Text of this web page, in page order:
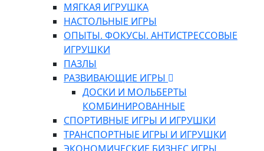
МЯГКАЯ ИГРУШКА
НАСТОЛЬНЫЕ ИГРЫ
ОПЫТЫ. ФОКУСЫ. АНТИСТРЕССОВЫЕ
ИГРУШКИ
ПАЗЛЫ
РАЗВИВАЮЩИЕ ИГРЫ
ДОСКИ И МОЛЬБЕРТЫ
КОМБИНИРОВАННЫЕ
СПОРТИВНЫЕ ИГРЫ И ИГРУШКИ
ТРАНСПОРТНЫЕ ИГРЫ И ИГРУШКИ